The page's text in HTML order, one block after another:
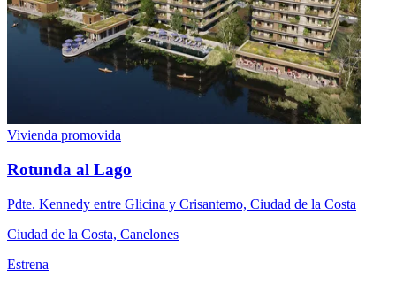
Vivienda promovida
Rotunda al Lago
Pdte. Kennedy entre Glicina y Crisantemo, Ciudad de la Costa
Ciudad de la Costa, Canelones
Estrena